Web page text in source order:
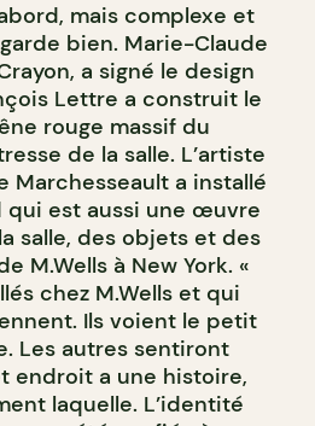
mais complexe et
bien. Marie-Claude
a signé le design
Lettre a construit le
rouge massif du
de la salle. L’artiste
Marchesseault a installé
qui est aussi une œuvre
salle, des objets et des
M.Wells à New York. «
chez M.Wells et qui
Ils voient le petit
Les autres sentiront
endroit a une histoire,
laquelle. L’identité